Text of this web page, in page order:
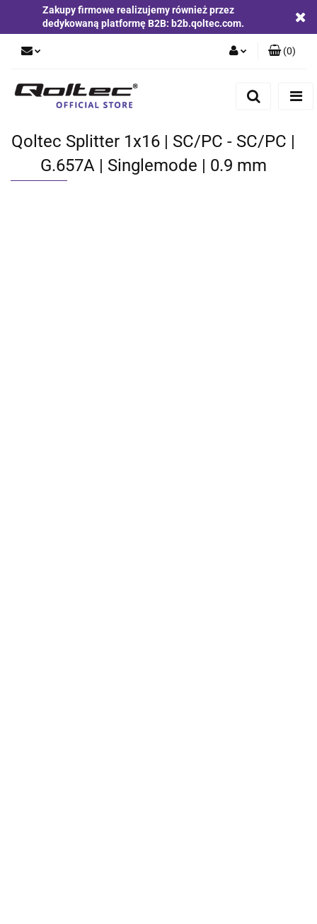
Zakupy firmowe realizujemy również przez
dedykowaną platformę B2B: b2b.qoltec.com.
Zgody cookies
(0)
Qoltec Splitter 1x16 | SC/PC - SC/PC |
G.657A | Singlemode | 0.9 mm